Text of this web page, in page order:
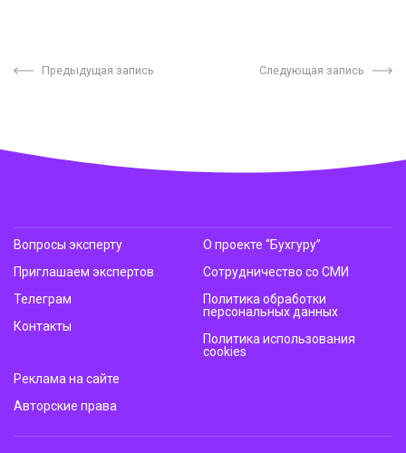
Предыдущая запись Следующая запись
Вопросы эксперту
Приглашаем экспертов
Телеграм
Контакты
О проекте “Бухгуру”
Сотрудничество со СМИ
Политика обработки
персональных данных
Политика использования
cookies
Реклама на сайте
Авторские права